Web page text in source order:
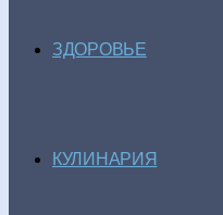
ЗДОРОВЬЕ
КУЛИНАРИЯ